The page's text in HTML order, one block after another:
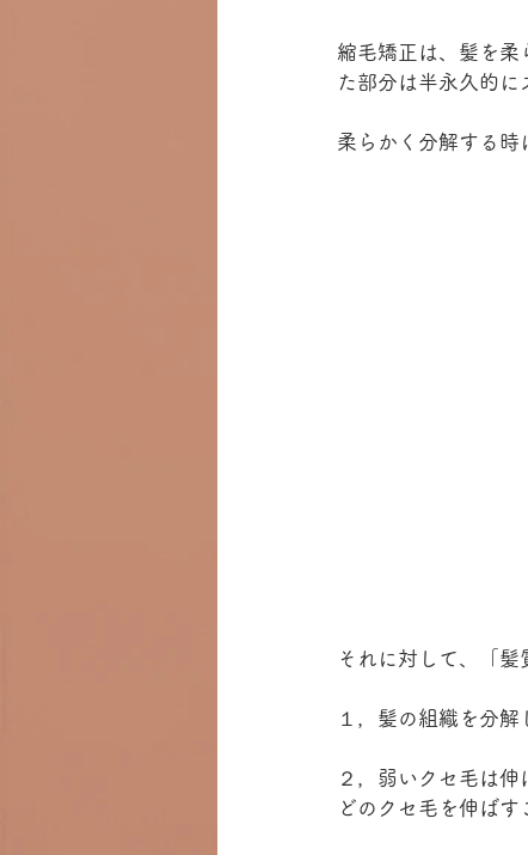
縮毛矯正は、髪を柔
た部分は半永久的に
柔らかく分解する時
それに対して、「髪
１，髪の組織を分解
２，弱いクセ毛は
どのクセ毛を伸ばす